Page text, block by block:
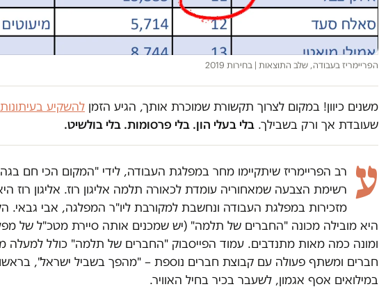
הפריימריז בעבודה, שלב התוצאות | בחירות 2019
משנים כיוון! במקום לצרוך תקשורת שמוכרת אותך, הגיע הזמן להשקיע
שעובדת אך ורק בשבילך. בלי בעלי הון. בלי פרסומות. בלי בולשיט.
ע
רב הפריימריז שיתקיימו מחר במפלגת העבודה, לידי "המקום הכי חם
רשימת הצבעה שמאחוריה עומדת לכאורה תלמה אליגון רוז. אליגון רוז
מזכירות במפלגת העבודה ונחשבת למקורבת ליו"ר המפלגה, אבי גבאי.
היא מובילה מכונה "החברים של תלמה" (יש שמכנים אותה סיירת מטכ"ל של
חברים ומשתף פעולה עם קבוצת חברים נוספת – "מהפך בשביל ישראל",
במילואים אסף אגמון, לשעבר בכיר בחיל האוויר.